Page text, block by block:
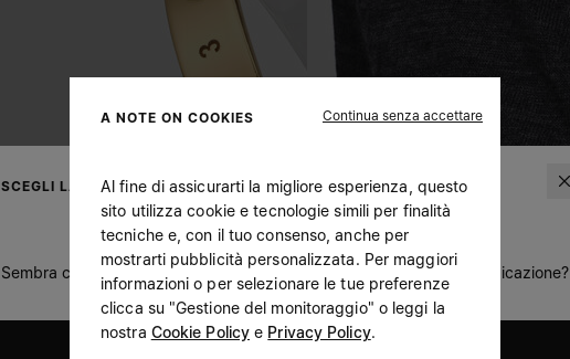
SCEGLI LA TUA UBICAZIONE
Sembra che tu ti trovi in United States. Desideri aggiornare la tua ubicazione?
United States
A NOTE ON COOKIES Continua senza accettare
Al fine di assicurarti la migliore esperienza, questo
sito utilizza cookie e tecnologie simili per finalità
tecniche e, con il tuo consenso, anche per
mostrarti pubblicità personalizzata. Per maggiori
informazioni o per selezionare le tue preferenze
clicca su "Gestione del monitoraggio" o leggi la
nostra Cookie Policy e Privacy Policy.